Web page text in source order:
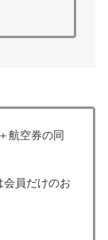
航空券の同
会員だけのお